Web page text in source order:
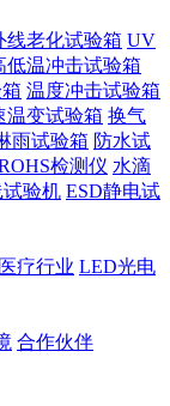
线老化试验箱 UV
低温冲击试验箱
温度冲击试验箱
温变试验箱 换气
雨试验箱 防水试
检测仪 水滴
试验机 ESD静电试
医疗行业 LED光电
合作伙伴